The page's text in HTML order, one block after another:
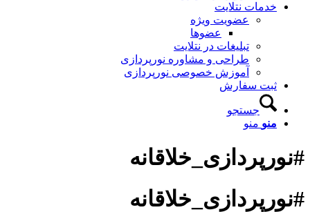
خدمات نتلایت
عضویت ویژه
عضوها
تبلیغات در نتلایت
طراحی و مشاوره نورپردازی
آموزش خصوصی نورپردازی
ثبت سفارش
جستجو
منو منو
#نورپردازی_خلاقانه
#نورپردازی_خلاقانه